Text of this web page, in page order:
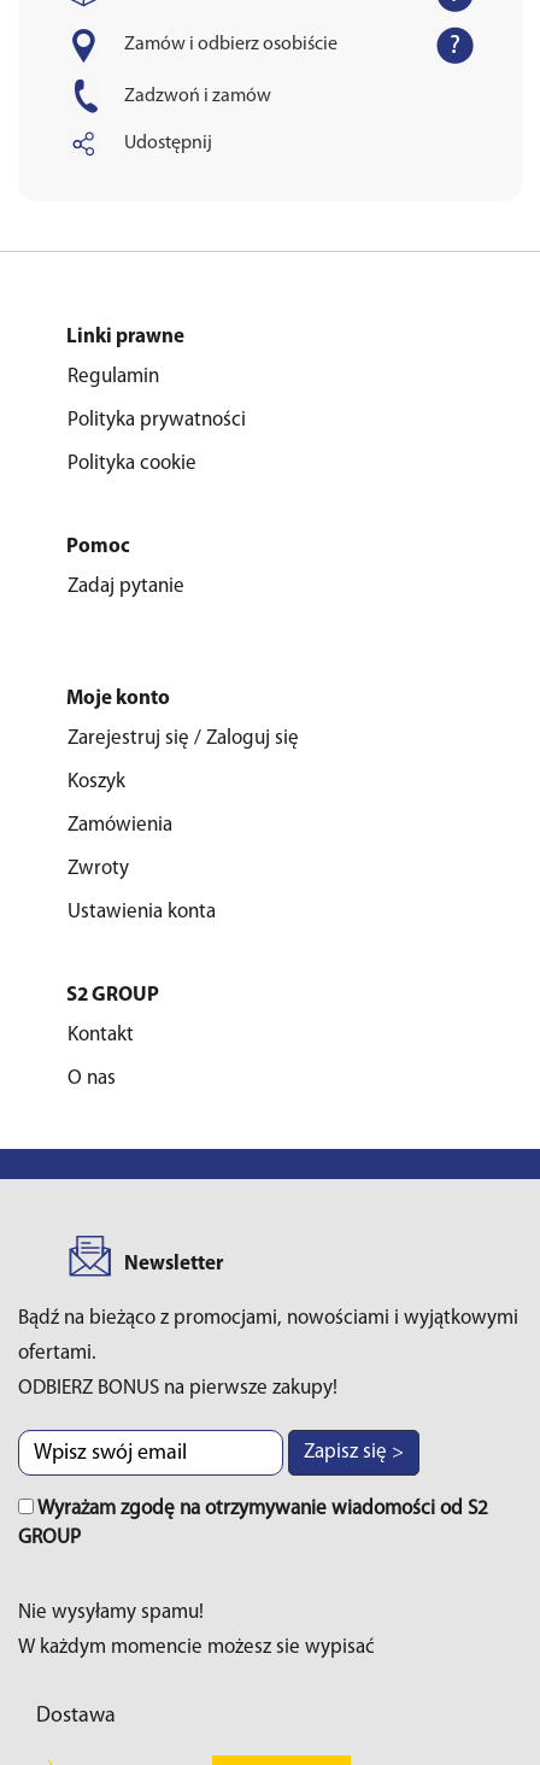
Zamów i odbierz osobiście
Zadzwoń i zamów
Udostępnij
Linki prawne
Regulamin
Polityka prywatności
Polityka cookie
Pomoc
Zadaj pytanie
Moje konto
Zarejestruj się / Zaloguj się
Koszyk
Zamówienia
Zwroty
Ustawienia konta
S2 GROUP
Kontakt
O nas
Newsletter
Bądź na bieżąco z promocjami, nowościami i wyjątkowymi
ofertami.
ODBIERZ BONUS na pierwsze zakupy!
Zapisz się >
Wyrażam zgodę na otrzymywanie wiadomości od S2
GROUP
Nie wysyłamy spamu!
W każdym momencie możesz sie wypisać
Dostawa